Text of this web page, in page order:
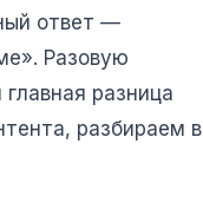
ответ —
Разовую
разница
разбираем в